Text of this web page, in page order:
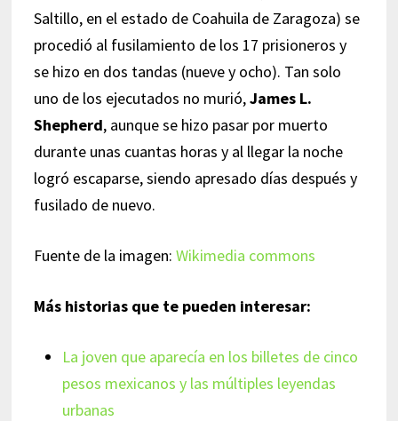
Saltillo, en el estado de Coahuila de Zaragoza) se
procedió al fusilamiento de los 17 prisioneros y
se hizo en dos tandas (nueve y ocho). Tan solo
uno de los ejecutados no murió,James L.
Shepherd, aunque se hizo pasar por muerto
durante unas cuantas horas y al llegar la noche
logró escaparse, siendo apresado días después y
fusilado de nuevo.
Fuente de la imagen: Wikimedia commons
Más historias que te pueden interesar:
La joven que aparecía en los billetes de cinco
pesos mexicanos y las múltiples leyendas
urbanas